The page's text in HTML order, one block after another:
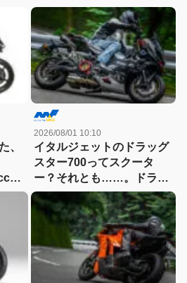
感動
、
、
エ
2026/08/01 10:10
イタルジェットのドラッグ
スター700ってスクータ
ー？それとも……。ドラッ
グスター700ツイン・リミ
テッドエディション試乗記